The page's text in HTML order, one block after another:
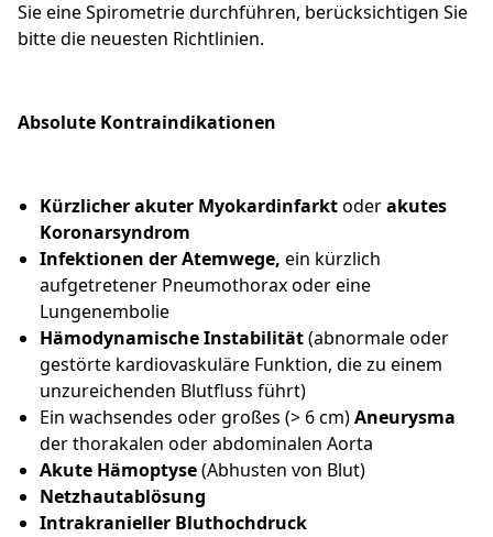
Sie eine Spirometrie durchführen, berücksichtigen Sie
bitte die neuesten Richtlinien.
Absolute Kontraindikationen
Kürzlicher akuter Myokardinfarktoderakutes
Koronarsyndrom
Infektionen der Atemwege, ein kürzlich
aufgetretener Pneumothorax oder eine
Lungenembolie
Hämodynamische Instabilität(abnormale oder
gestörte kardiovaskuläre Funktion, die zu einem
unzureichenden Blutfluss führt)
Ein wachsendes oder großes (> 6 cm)Aneurysma
der thorakalen oder abdominalen Aorta
Akute Hämoptyse(Abhusten von Blut)
Netzhautablösung
Intrakranieller Bluthochdruck